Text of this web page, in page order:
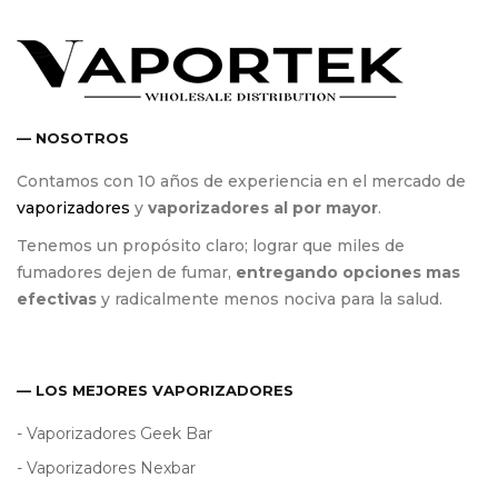
— NOSOTROS
Contamos con 10 años de experiencia en el mercado de
vaporizadores y vaporizadores al por mayor.
Tenemos un propósito claro; lograr que miles de
fumadores dejen de fumar, entregando opciones mas
efectivas y radicalmente menos nociva para la salud.
— LOS MEJORES VAPORIZADORES
- Vaporizadores Geek Bar
- Vaporizadores Nexbar